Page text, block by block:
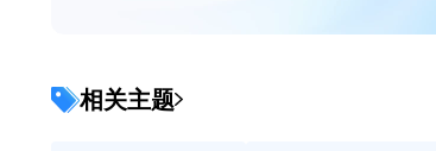
相关主题